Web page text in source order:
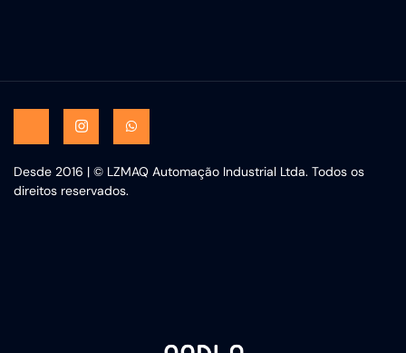
Desde 2016 | © LZMAQ Automação Industrial Ltda. Todos os
direitos reservados.